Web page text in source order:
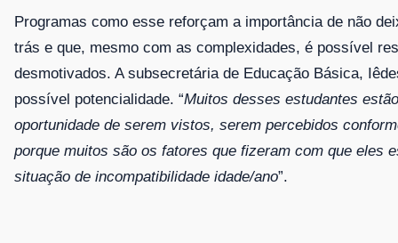
Programas como esse reforçam a importância de não
trás e que, mesmo com as complexidades, é possível
desmotivados. A subsecretária de Educação Básica,
possível potencialidade. “Muitos desses estudantes
oportunidade de serem vistos, serem percebidos
porque muitos são os fatores que fizeram com que eles
situação de incompatibilidade idade/ano”.